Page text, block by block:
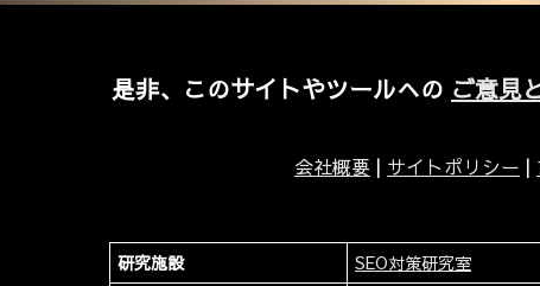
是非、このサイトやツールへの ご意見
会社概要 | サイトポリシー |
研究施設
SEO対策研究室